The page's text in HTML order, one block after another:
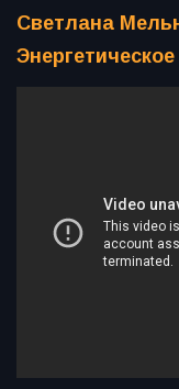
Светлана